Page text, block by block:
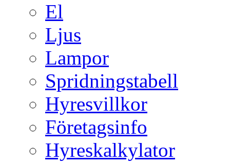
El
Ljus
Lampor
Spridningstabell
Hyresvillkor
Företagsinfo
Hyreskalkylator